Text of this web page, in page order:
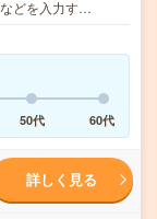
どを入力す…
50代 60代
詳しく見る